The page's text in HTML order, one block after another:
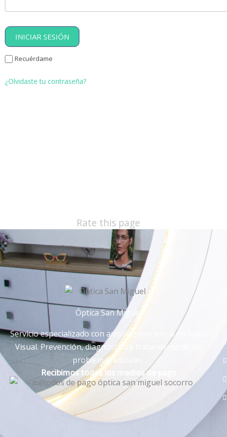
Recuérdame
¿Olvidaste tu contraseña?
Rate this page
Óptica San Miguel
Servicio especializado con amplia experiencia en Salud
Visual. Prevención, diagnóstico y tratamiento de los
problemas visuales.
Recibimos todos los medios de pago